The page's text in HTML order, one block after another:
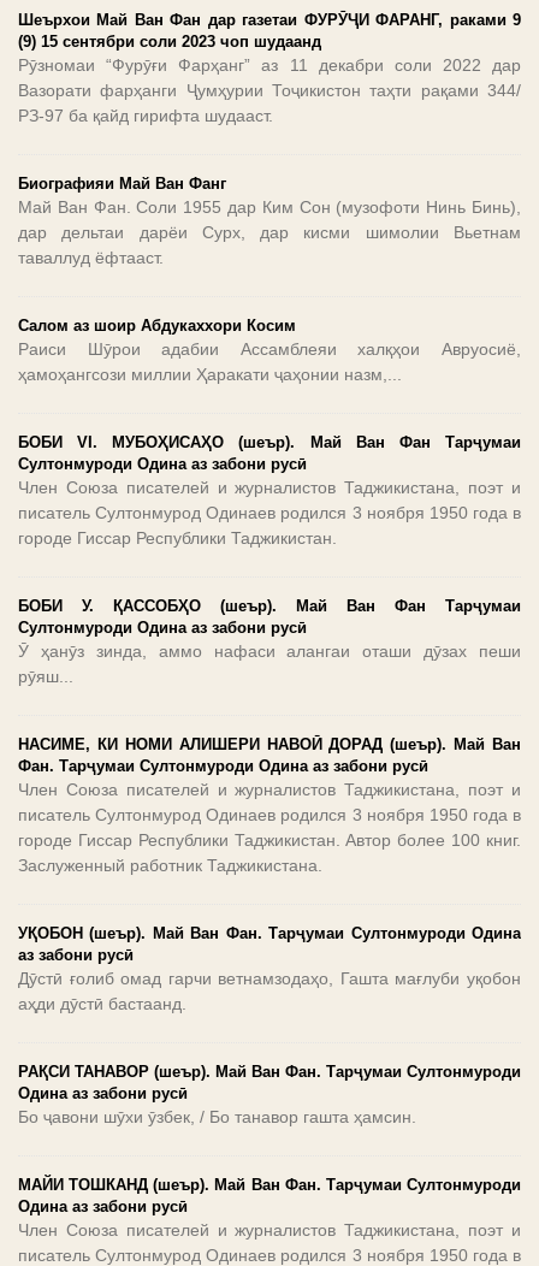
Шеърхои Май Ван Фан дар газетаи ФУРӮҶИ ФАРАНГ, раками 9
(9) 15 сентябри соли 2023 чоп шудаанд
Рӯзномаи “Фурӯғи Фарҳанг” аз 11 декабри соли 2022 дар
Вазорати фарҳанги Ҷумҳурии Тоҷикистон таҳти рақами 344/
РЗ-97 ба қайд гирифта шудааст.
Биографияи Май Ван Фанг
Май Ван Фан. Соли 1955 дар Ким Сон (музофоти Нинь Бинь),
дар дельтаи дарёи Сурх, дар кисми шимолии Вьетнам
таваллуд ёфтааст.
Салом аз шоир Абдукаххори Косим
Раиси Шӯрои адабии Ассамблеяи халқҳои Авруосиё,
ҳамоҳангсози миллии Ҳаракати ҷаҳонии назм,...
БОБИ VI. МУБОҲИСАҲО (шеър). Май Ван Фан Тарҷумаи
Султонмуроди Одина аз забони русӣ
Член Союза писателей и журналистов Таджикистана, поэт и
писатель Султонмурод Одинаев родился 3 ноября 1950 года в
городе Гиссар Республики Таджикистан.
БОБИ У. ҚАССОБҲО (шеър). Май Ван Фан Тарҷумаи
Султонмуроди Одина аз забони русӣ
Ӯ ҳанӯз зинда, аммо нафаси алангаи оташи дӯзах пеши
рӯяш...
НАСИМЕ, КИ НОМИ АЛИШЕРИ НАВОӢ ДОРАД (шеър). Май Ван
Фан. Тарҷумаи Султонмуроди Одина аз забони русӣ
Член Союза писателей и журналистов Таджикистана, поэт и
писатель Султонмурод Одинаев родился 3 ноября 1950 года в
городе Гиссар Республики Таджикистан. Автор более 100 книг.
Заслуженный работник Таджикистана.
УҚОБОН (шеър). Май Ван Фан. Тарҷумаи Султонмуроди Одина
аз забони русӣ
Дӯстӣ ғолиб омад гарчи ветнамзодаҳо, Гашта мағлуби уқобон
аҳди дӯстӣ бастаанд.
РАҚСИ ТАНАВОР (шеър). Май Ван Фан. Тарҷумаи Султонмуроди
Одина аз забони русӣ
Бо ҷавони шӯхи ӯзбек, / Бо танавор гашта ҳамсин.
МАЙИ ТОШКАНД (шеър). Май Ван Фан. Тарҷумаи Султонмуроди
Одина аз забони русӣ
Член Союза писателей и журналистов Таджикистана, поэт и
писатель Султонмурод Одинаев родился 3 ноября 1950 года в